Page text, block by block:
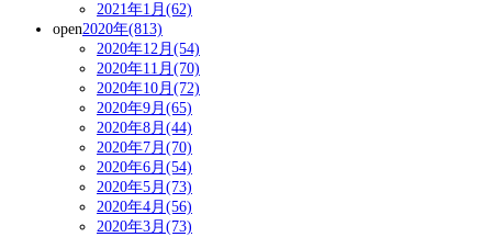
2021年1月(62)
open2020年(813)
2020年12月(54)
2020年11月(70)
2020年10月(72)
2020年9月(65)
2020年8月(44)
2020年7月(70)
2020年6月(54)
2020年5月(73)
2020年4月(56)
2020年3月(73)